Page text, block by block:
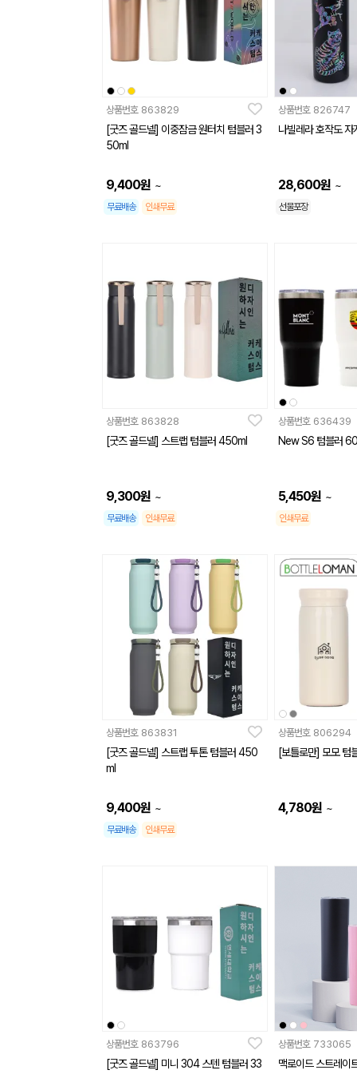
상품번호 863829
[굿즈 골드넬] 이중잠금 원터치 텀블러 3
50ml
9,400원 ~
무료배송 인쇄무료
상품번호 826747
나빌레라 호작도
28,600원 ~
선물포장
상품번호 863828
[굿즈 골드넬] 스트랩 텀블러 450ml
9,300원 ~
무료배송 인쇄무료
상품번호 636439
New S6 텀블러
5,450원 ~
인쇄무료
상품번호 863831
[굿즈 골드넬] 스트랩 투톤 텀블러 450
ml
9,400원 ~
무료배송 인쇄무료
상품번호 806294
[보틀로만] 모모 텀
4,780원 ~
상품번호 863796
[굿즈 골드넬] 미니 304 스텐 텀블러 33
상품번호 733065
맥로이드 스트레